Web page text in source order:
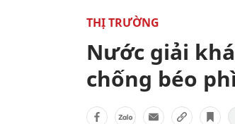
THỊ TRƯỜNG
Nước giải
chống béo phì